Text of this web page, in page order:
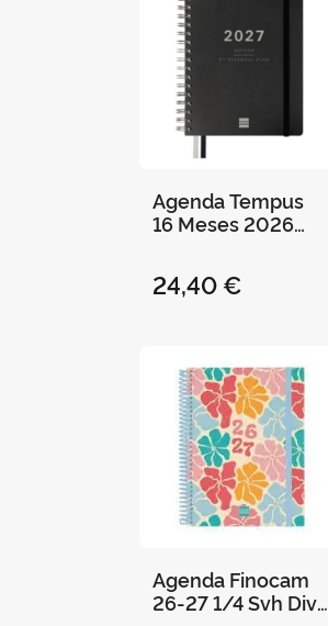
Agenda Tempus
16 Meses 2026
Vista
24,40 €
Agenda Finocam
26-27 1/4 Svh Diva